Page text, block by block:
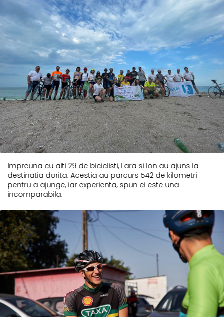
Impreuna cu alti 29 de biciclisti, Lara si Ion au ajuns la
destinatia dorita. Acestia au parcurs 542 de kilometri
pentru a ajunge, iar experienta, spun ei este una
incomparabila.